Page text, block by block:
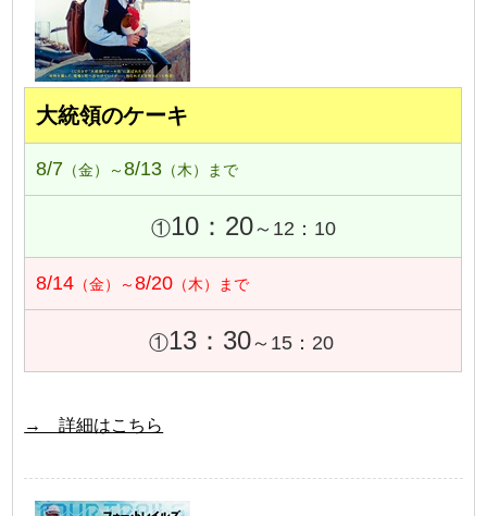
大統領のケーキ
8/7 （金）～8/13 （木）まで
①10：20～12：10
8/14 （金）～8/20 （木）まで
①13：30～15：20
→ 詳細はこちら